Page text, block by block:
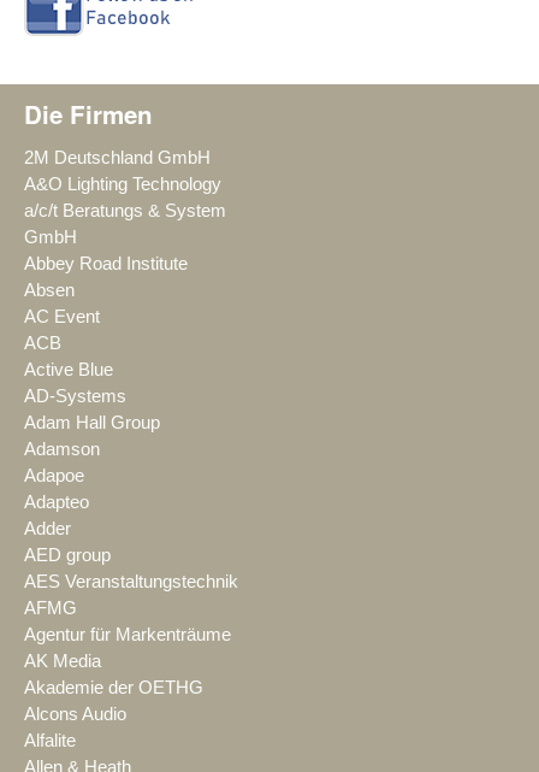
Die Firmen
2M Deutschland GmbH
A&O Lighting Technology
a/c/t Beratungs & System
GmbH
Abbey Road Institute
Absen
AC Event
ACB
Active Blue
AD-Systems
Adam Hall Group
Adamson
Adapoe
Adapteo
Adder
AED group
AES Veranstaltungstechnik
AFMG
Agentur für Markenträume
AK Media
Akademie der OETHG
Alcons Audio
Alfalite
Allen & Heath